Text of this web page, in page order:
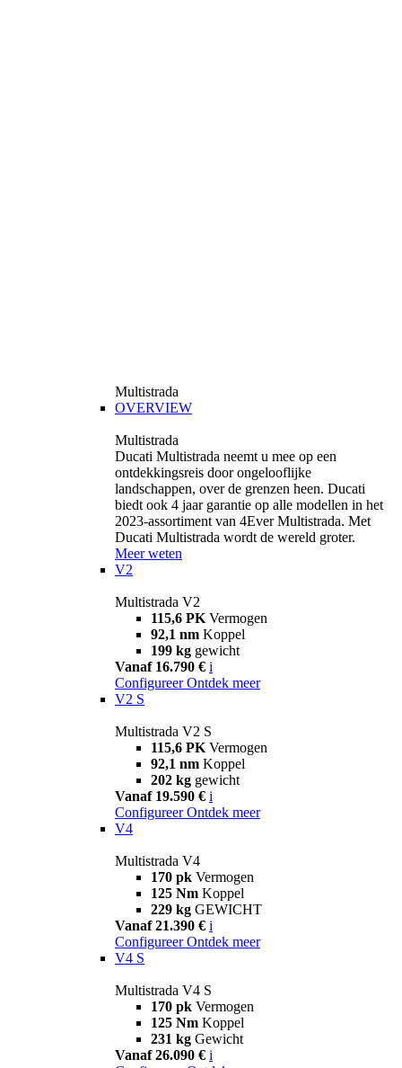
Multistrada
OVERVIEW
Multistrada
Ducati Multistrada neemt u mee op een
ontdekkingsreis door ongelooflijke
landschappen, over de grenzen heen. Ducati
biedt ook 4 jaar garantie op alle modellen in het
2023-assortiment van 4Ever Multistrada. Met
Ducati Multistrada wordt de wereld groter.
Meer weten
V2
Multistrada V2
115,6 PK Vermogen
92,1 nm Koppel
199 kg gewicht
Vanaf 16.790 € i
Configureer Ontdek meer
V2 S
Multistrada V2 S
115,6 PK Vermogen
92,1 nm Koppel
202 kg gewicht
Vanaf 19.590 € i
Configureer Ontdek meer
V4
Multistrada V4
170 pk Vermogen
125 Nm Koppel
229 kg GEWICHT
Vanaf 21.390 € i
Configureer Ontdek meer
V4 S
Multistrada V4 S
170 pk Vermogen
125 Nm Koppel
231 kg Gewicht
Vanaf 26.090 € i